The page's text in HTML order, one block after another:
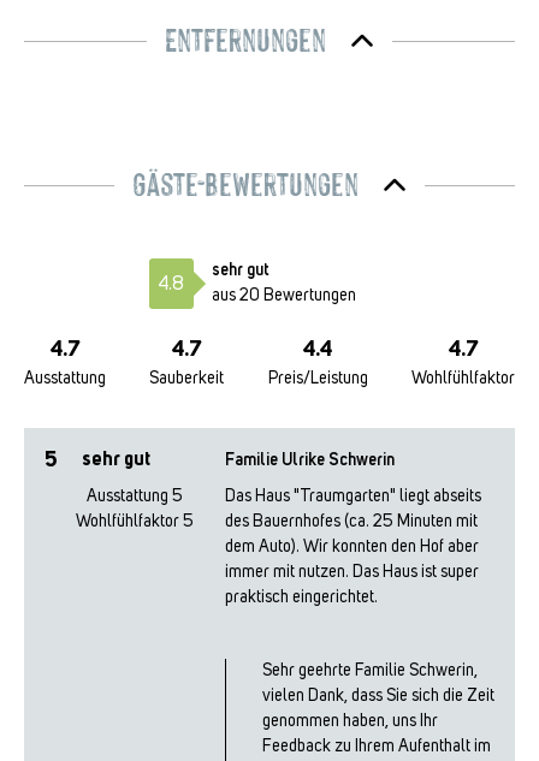
Entfernungen
Gäste-Bewertungen
4.8
sehr gut
aus 20 Bewertungen
4.7
Ausstattung
4.7
Sauberkeit
4.4
Preis/Leistung
4.7
Wohlfühlfaktor
5 sehr gut
Ausstattung 5
Wohlfühlfaktor 5
Familie Ulrike Schwerin
Das Haus "Traumgarten" liegt abseits
des Bauernhofes (ca. 25 Minuten mit
dem Auto). Wir konnten den Hof aber
immer mit nutzen. Das Haus ist super
praktisch eingerichtet.
Sehr geehrte Familie Schwerin,
vielen Dank, dass Sie sich die Zeit
genommen haben, uns Ihr
Feedback zu Ihrem Aufenthalt im